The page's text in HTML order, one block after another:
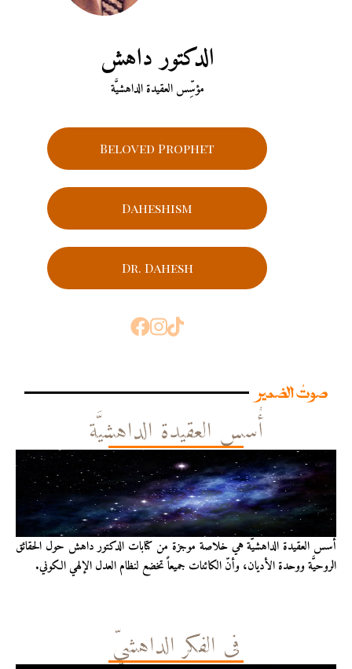
الدكتور داهش
مؤسِّس العقيدة الداهشيَّة
Beloved Prophet
Daheshism
Dr. Dahesh
صوتُ الضمير
أُسس العقيدة الداهشيَّة
أُسس العقيدة الداهشيّة هي خلاصة موجزة من كتابات الدكتور داهش حول الحقائق
الروحيَّة ووحدة الأديان، وأنّ الكائنات جميعاً تخضع لنظام العدل الإلهي الكوني.
في الفكر الداهشيّ